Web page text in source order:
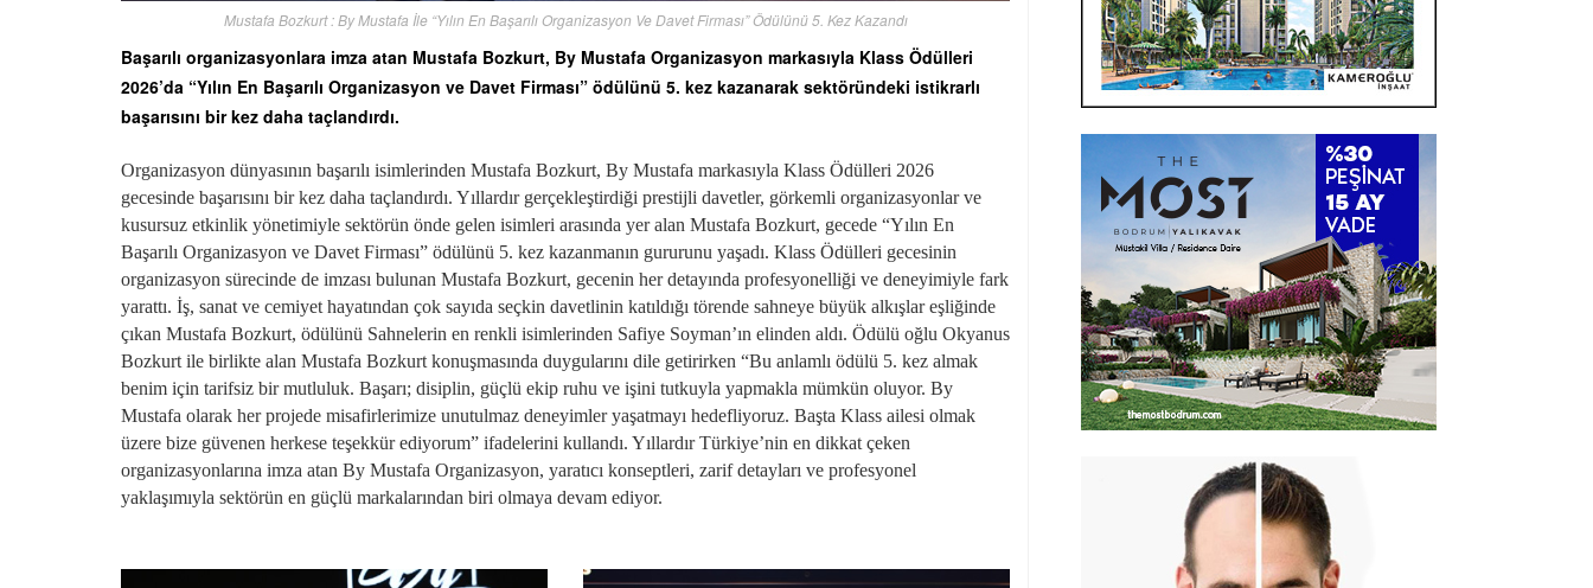
Mustafa Bozkurt : By Mustafa İle “Yılın En Başarılı Organizasyon Ve Davet Firması” Ödülünü 5. Kez Kazandı
Başarılı organizasyonlara imza atan Mustafa Bozkurt, By Mustafa Organizasyon markasıyla Klass Ödülleri
2026’da “Yılın En Başarılı Organizasyon ve Davet Firması” ödülünü 5. kez kazanarak sektöründeki istikrarlı
başarısını bir kez daha taçlandırdı.
Organizasyon dünyasının başarılı isimlerinden Mustafa Bozkurt, By Mustafa markasıyla Klass Ödülleri 2026
gecesinde başarısını bir kez daha taçlandırdı. Yıllardır gerçekleştirdiği prestijli davetler, görkemli organizasyonlar ve
kusursuz etkinlik yönetimiyle sektörün önde gelen isimleri arasında yer alan Mustafa Bozkurt, gecede “Yılın En
Başarılı Organizasyon ve Davet Firması” ödülünü 5. kez kazanmanın gururunu yaşadı. Klass Ödülleri gecesinin
organizasyon sürecinde de imzası bulunan Mustafa Bozkurt, gecenin her detayında profesyonelliği ve deneyimiyle fark
yarattı. İş, sanat ve cemiyet hayatından çok sayıda seçkin davetlinin katıldığı törende sahneye büyük alkışlar eşliğinde
çıkan Mustafa Bozkurt, ödülünü Sahnelerin en renkli isimlerinden Safiye Soyman’ın elinden aldı. Ödülü oğlu Okyanus
Bozkurt ile birlikte alan Mustafa Bozkurt konuşmasında duygularını dile getirirken “Bu anlamlı ödülü 5. kez almak
benim için tarifsiz bir mutluluk. Başarı; disiplin, güçlü ekip ruhu ve işini tutkuyla yapmakla mümkün oluyor. By
Mustafa olarak her projede misafirlerimize unutulmaz deneyimler yaşatmayı hedefliyoruz. Başta Klass ailesi olmak
üzere bize güvenen herkese teşekkür ediyorum” ifadelerini kullandı. Yıllardır Türkiye’nin en dikkat çeken
organizasyonlarına imza atan By Mustafa Organizasyon, yaratıcı konseptleri, zarif detayları ve profesyonel
yaklaşımıyla sektörün en güçlü markalarından biri olmaya devam ediyor.